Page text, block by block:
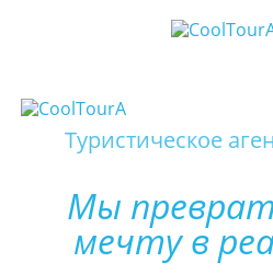
Туристическое
Мы
мечту в